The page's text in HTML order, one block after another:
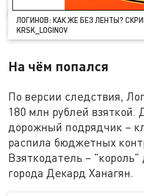
ЛОГИНОВ: КАК ЖЕ БЕЗ ЛЕНТЫ?
KRSK_LOGINOV
На чём попался
По версии следствия,
180 млн рублей взяткой.
дорожный подрядчик –
распила бюджетных
Взяткодатель –
города Декард Ханагян.